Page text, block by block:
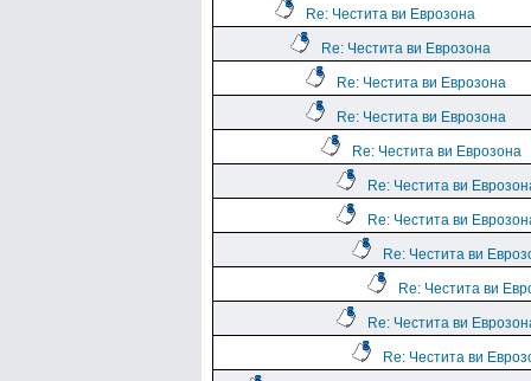
Re: Честита ви Еврозона
Re: Честита ви Еврозона
Re: Честита ви Еврозона
Re: Честита ви Еврозона
Re: Честита ви Еврозона
Re: Честита ви
Re: Честита ви
Re: Честита ви
Re: Честита ви
Re: Честита ви
Re: Честита ви